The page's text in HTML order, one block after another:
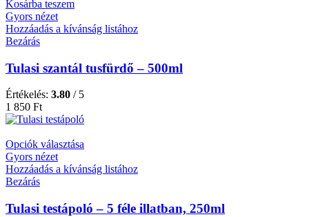
Kosárba teszem
Gyors nézet
Hozzáadás a kívánság listához
Bezárás
Tulasi szantál tusfürdő – 500ml
Értékelés: 3.80 / 5
1 850 Ft
Opciók választása
Gyors nézet
Hozzáadás a kívánság listához
Bezárás
Tulasi testápoló – 5 féle illatban, 250ml